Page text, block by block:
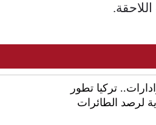
تركيا تطور
لرصد الطائرات